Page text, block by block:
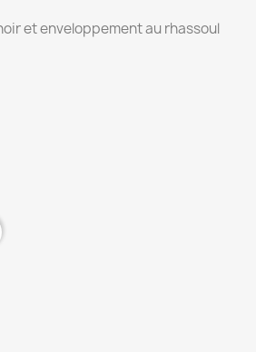
et enveloppement au rhassoul